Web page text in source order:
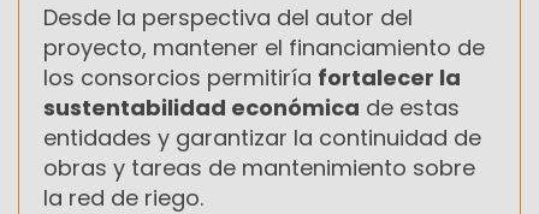
Desde la perspectiva del autor del
proyecto, mantener el financiamiento de
los consorcios permitiría fortalecer la
sustentabilidad económica de estas
entidades y garantizar la continuidad de
obras y tareas de mantenimiento sobre
la red de riego.